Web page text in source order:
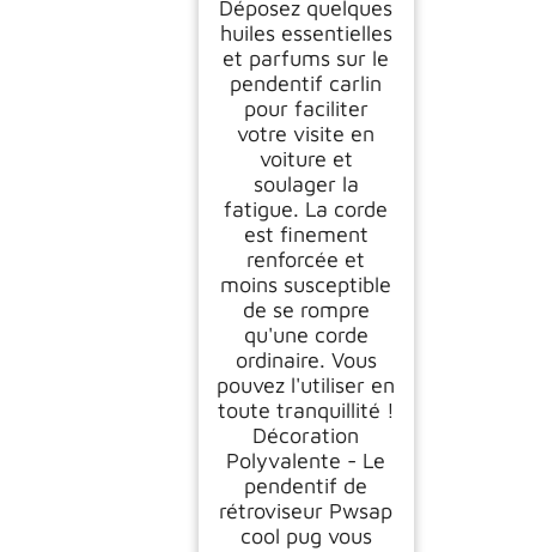
Déposez quelques
huiles essentielles
et parfums sur le
pendentif carlin
pour faciliter
votre visite en
voiture et
soulager la
fatigue. La corde
est finement
renforcée et
moins susceptible
de se rompre
qu'une corde
ordinaire. Vous
pouvez l'utiliser en
toute tranquillité !
Décoration
Polyvalente - Le
pendentif de
rétroviseur Pwsap
cool pug vous